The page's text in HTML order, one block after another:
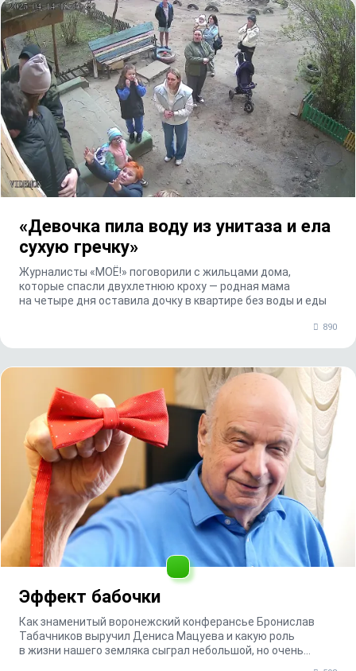
«Девочка пила воду из унитаза и ела
сухую гречку»
Журналисты «МОЁ!» поговорили с жильцами дома,
которые спасли двухлетнюю кроху — родная мама
на четыре дня оставила дочку в квартире без воды и еды
890
Эффект бабочки
Как знаменитый воронежский конферансье Бронислав
Табачников выручил Дениса Мацуева и какую роль
в жизни нашего земляка сыграл небольшой, но очень